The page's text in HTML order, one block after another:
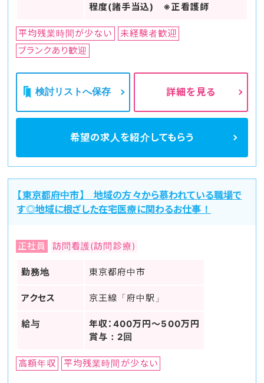
程度(諸手当込) ※正看護師
平均残業時間が少ない
未経験者歓迎
ブランクあり歓迎
検討リストへ保存 詳細を見る
希望の求人を紹介してもらう
【東京都府中市】 地域の方々から慕われている職場で
す◎地域に根ざした在宅医療に関わるお仕事！
正社員 訪問看護(訪問診療)
勤務地 東京都府中市
アクセス 京王線「府中駅」
給与
年収：400万円～500万円
賞与：2回
高額年収 平均残業時間が少ない